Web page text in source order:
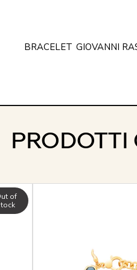
BRACELET GIOVANNI
PRODOTTI
of